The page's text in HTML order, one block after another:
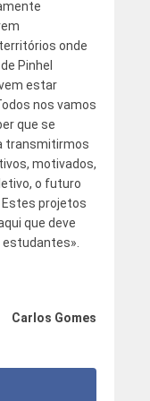
onde
Pinhel
estar
nos vamos
que se
transmitirmos
motivados,
o futuro
projetos
que deve
Carlos Gomes